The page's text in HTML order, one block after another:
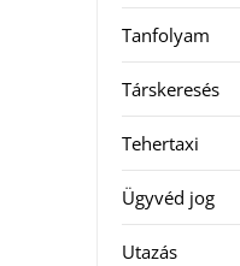
Tanfolyam
Társkeresés
Tehertaxi
Ügyvéd jog
Utazás